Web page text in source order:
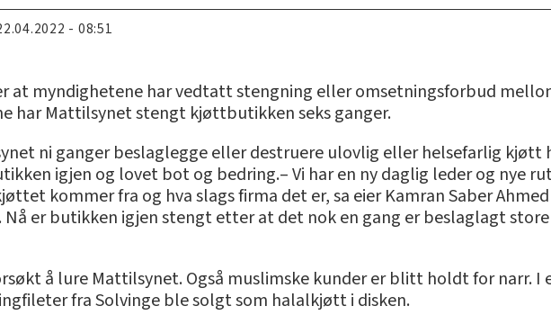
22.04.2022 - 08:51
at myndighetene har vedtatt stengning eller omsetningsforbud
har Mattilsynet stengt kjøttbutikken seks ganger.
ni ganger beslaglegge eller destruere ulovlig eller helsefarlig kjøtt
igjen og lovet bot og bedring.– Vi har en ny daglig leder og nye
kommer fra og hva slags firma det er, sa eier Kamran Saber
Nå er butikken igjen stengt etter at det nok en gang er beslaglagt
å lure Mattilsynet. Også muslimske kunder er blitt holdt for narr. I
fra Solvinge ble solgt som halalkjøtt i disken.